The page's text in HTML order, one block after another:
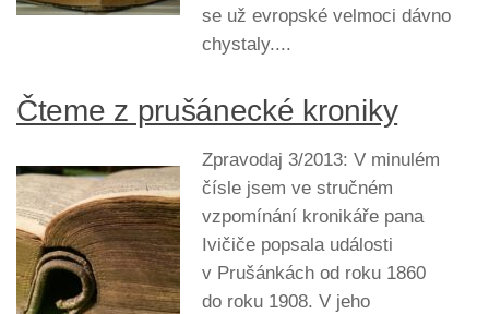
se už evropské velmoci dávno
chystaly....
Čteme z prušánecké kroniky
Zpravodaj 3/2013: V minulém
čísle jsem ve stručném
vzpomínání kronikáře pana
Ivičiče popsala události
v Prušánkách od roku 1860
do roku 1908. V jeho